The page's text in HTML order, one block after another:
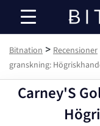
Bitnation > Recensioner
granskning:
Carney'S